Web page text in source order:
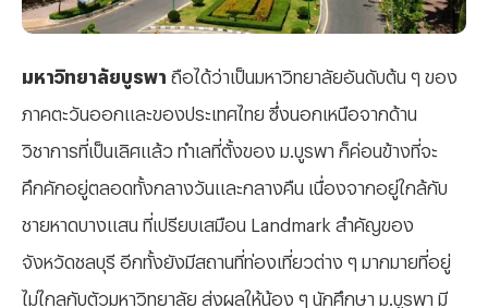
มหาวิทยาลัยบูรพา ถือได้ว่าเป็นมหาวิทยาลัยอันดับต้น ๆ ของ
ภาคตะวันออกและของประเทศไทย ซึ่งนอกเหนือจากด้าน
วิชาการที่เป็นเลิศแล้ว ทำเลที่ตั้งของ ม.บูรพา ก็ค่อนข้างที่จะ
คึกคักอยู่ตลอดทั้งกลางวันและกลางคืน เนื่องจากอยู่ใกล้กับ
ชายหาดบางแสน ที่เปรียบเสมือน Landmark สำคัญของ
จังหวัดชลบุรี อีกทั้งยังมีสถานที่ท่องเที่ยวต่าง ๆ มากมายที่อยู่
ไม่ไกลกับตัวมหาวิทยาลัย ส่งผลให้น้อง ๆ นักศึกษา ม.บูรพา มี